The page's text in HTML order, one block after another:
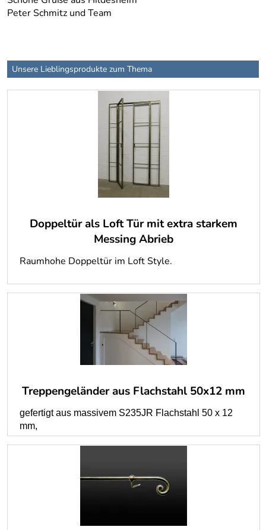
Peter Schmitz und Team
Unsere Lieblingsprodukte zum Thema
Doppeltür als Loft Tür mit extra starkem
Messing Abrieb
Raumhohe Doppeltür im Loft Style.
Treppengeländer aus Flachstahl 50x12 mm
gefertigt aus massivem S235JR Flachstahl 50 x 12
mm,